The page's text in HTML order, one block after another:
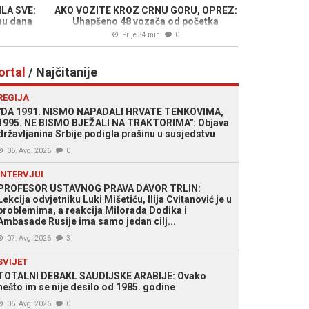
SVE:
dana
AKO VOZITE KROZ CRNU GORU, OPREZ:
Uhapšeno 48 vozača od početka
primjene novog Zakona...
Prije 34 min 0
/ Najčitanije
1991. NISMO NAPADALI HRVATE TENKOVIMA,
NE BISMO BJEŽALI NA TRAKTORIMA": Objava
Srbije podigla prašinu u susjedstvu
06. Avg. 2026 0
PROFESOR USTAVNOG PRAVA DAVOR TRLIN:
Lekcija odvjetniku Luki Mišetiću, Ilija Cvitanović je u
a reakcija Milorada Dodika i
Rusije ima samo jedan cilj...
07. Avg. 2026 3
DEBAKL SAUDIJSKE ARABIJE: Ovako
im se nije desilo od 1985. godine
06. Avg. 2026 0